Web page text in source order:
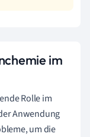
im
Rolle im
Anwendung
um die